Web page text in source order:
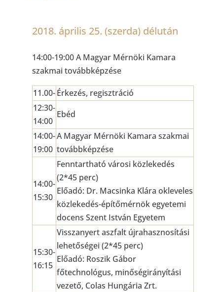
2018. április 25. (szerda) délután
14:00-19:00 A Magyar Mérnöki Kamara
szakmai továbbképzése
11.00-Érkezés, regisztráció
12:30-
14:00
Ebéd
14:00-
19:00
A Magyar Mérnöki Kamara szakmai
továbbképzése
14:00-
15:30
Fenntartható városi közlekedés
(2*45 perc)
Előadó: Dr. Macsinka Klára okleveles
közlekedés-építőmérnök egyetemi
docens Szent István Egyetem
15:30-
16:15
Visszanyert aszfalt újrahasznosítási
lehetőségei (2*45 perc)
Előadó: Roszik Gábor
főtechnológus, minőségirányítási
vezető, Colas Hungária Zrt.